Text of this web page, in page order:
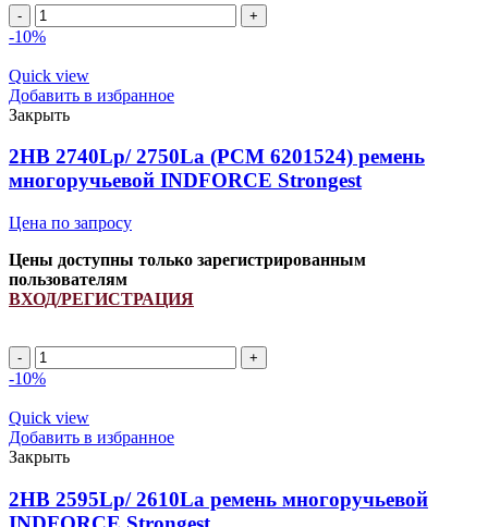
2HB
2150Lp/
(PCM
6201397)
ремень
многоручьевой
INDFORCE
Strongest
quantity
-10%
Quick view
Добавить в избранное
Закрыть
2HB 2740Lp/ 2750La (РСМ 6201524) ремень
многоручьевой INDFORCE Strongest
Цена по запросу
Цены доступны только зарегистрированным
пользователям
ВХОД/РЕГИСТРАЦИЯ
2HB
2740Lp/
(РСМ
6201524)
ремень
многоручьевой
INDFORCE
Strongest
-10%
Quick view
Добавить в избранное
Закрыть
2HB 2595Lp/ 2610La ремень многоручьевой